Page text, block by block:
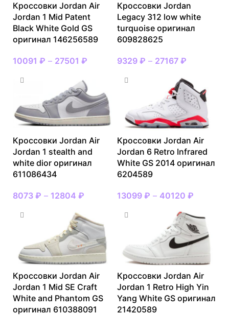
Кроссовки Jordan Air
Jordan 1 Mid Patent
Black White Gold GS
оригинал 146256589
10091 ₽ – 27501 ₽
Кроссовки Jordan
Legacy 312 low white
turquoise оригинал
609828625
9329 ₽ – 27167 ₽
Кроссовки Jordan Air
Jordan 1 stealth and
white dior оригинал
611086434
8073 ₽ – 12804 ₽
Кроссовки Jordan Air
Jordan 6 Retro Infrared
White GS 2014 оригинал
6204589
13099 ₽ – 40120 ₽
Кроссовки Jordan Air
Jordan 1 Mid SE Craft
White and Phantom GS
оригинал 610388091
Кроссовки Jordan Air
Jordan 1 Retro High Yin
Yang White GS оригинал
21420589